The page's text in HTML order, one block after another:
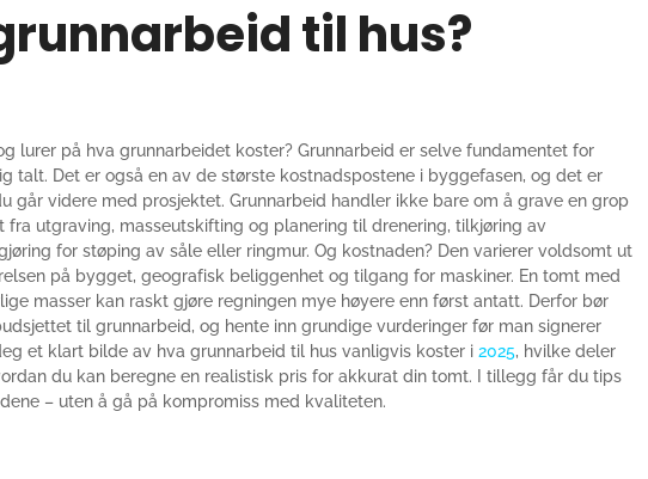
til hus?
lurer på hva grunnarbeidet koster? Grunnarbeid er selve fundamentet for
talt. Det er også en av de største kostnadspostene i byggefasen, og det er
går videre med prosjektet. Grunnarbeid handler ikke bare om å grave en grop
utgraving, masseutskifting og planering til drenering, tilkjøring av
for støping av såle eller ringmur. Og kostnaden? Den varierer voldsomt ut
på bygget, geografisk beliggenhet og tilgang for maskiner. En tomt med
masser kan raskt gjøre regningen mye høyere enn først antatt. Derfor bør
til grunnarbeid, og hente inn grundige vurderinger før man signerer
et klart bilde av hva grunnarbeid til hus vanligvis koster i 2025, hvilke deler
du kan beregne en realistisk pris for akkurat din tomt. I tillegg får du tips
– uten å gå på kompromiss med kvaliteten.